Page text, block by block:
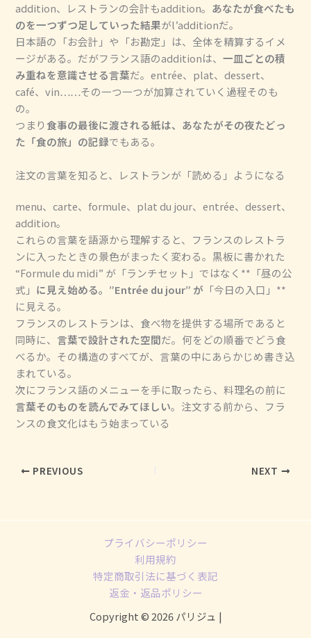
addition、レストランの会計もaddition。 あなたが食べたも
のを一つずつ足していった結果がl’additionだ。
日本語の「お会計」や「お勘定」は、全体を精算するイメ
ージがある。だがフランス語のadditionは、一皿ごとの積
み重ねを意識させる言葉だ。entrée、plat、dessert、
café、vin……その一つ一つが加算されていく過程そのも
の。
つまり食事の最後に渡される紙は、あなたがその夜たどっ
た「食の旅」の記録でもある。
注文の言葉を知ると、レストランが「読める」ようになる
menu、carte、formule、plat du jour、entrée、dessert、
addition。
これらの言葉を語源から理解すると、フランスのレストラ
ンに入ったときの景色がまったく変わる。黒板に書かれた
“Formule du midi” が「ランチセット」ではなく**「昼の公
式」 に見え始める。”Entrée du jour” が 「今日の入口」**
に見える。
フランスのレストランは、食べ物を提供する場所であると
同時に、言葉で設計された空間だ。何をどの順番でどう食
べるか。その構造のすべてが、言葉の中にあらかじめ書き込
まれている。
次にフランス語のメニューを手に取ったら、料理名の前に
言葉そのものを読んでみてほしい。注文する前から、フラ
ンスの食文化はもう始まっている
PREVIOUS NEXT
プライバシーポリシー
利用規約
特定商取引法に基づく表記
返金・返品ポリシー
Copyright © 2026 パリジュ |